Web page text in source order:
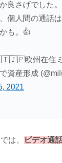
良さげでした
個人間の通話
も。👍
欧州在住ミ
資産形成
2021
は、 ビデオ通